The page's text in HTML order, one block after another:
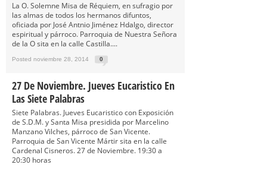
La O. Solemne Misa de Réquiem, en sufragio por
las almas de todos los hermanos difuntos,
oficiada por José Antnio Jiménez Hdalgo, director
espiritual y párroco. Parroquia de Nuestra Señora
de la O sita en la calle Castilla....
Posted noviembre 28, 2014 0
27 De Noviembre. Jueves Eucaristico En
Las Siete Palabras
Siete Palabras. Jueves Eucaristico con Exposición
de S.D.M. y Santa Misa presidida por Marcelino
Manzano Vilches, párroco de San Vicente.
Parroquia de San Vicente Mártir sita en la calle
Cardenal Cisneros. 27 de Noviembre. 19:30 a
20:30 horas